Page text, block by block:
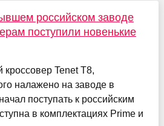
российском заводе
поступили новенькие
Tenet T8,
налажено на заводе в
поступать к российским
в комплектациях Prime и